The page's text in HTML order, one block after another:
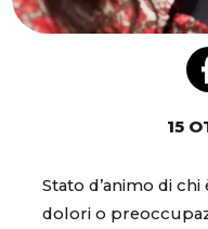
15
Stato d’animo di
dolori o